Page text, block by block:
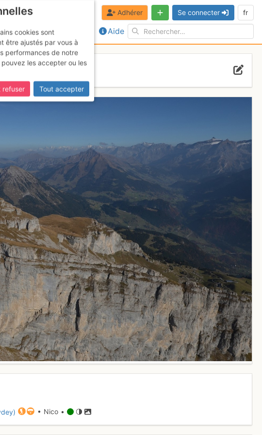
Aide
Adhérer Se connecter fr
• Nico •
cookies sont
être ajustés par vous à
performances de notre
les accepter ou les
refuser
Tout accepter